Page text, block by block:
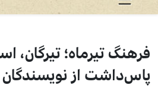
فرهنگ تیرماه؛ تیرگان،
پاس‌داشت از نویسندگان